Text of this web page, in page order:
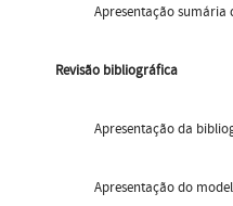
Apresentação sumária das
Revisão bibliográfica
Apresentação da
Apresentação do modelo a